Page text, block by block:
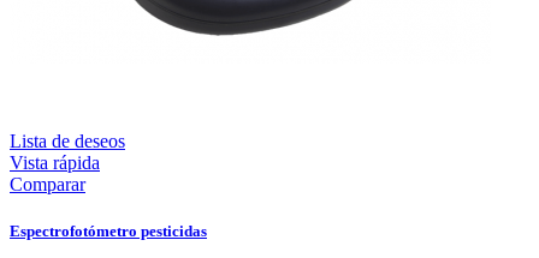
Lista de deseos
Vista rápida
Comparar
Espectrofotómetro pesticidas